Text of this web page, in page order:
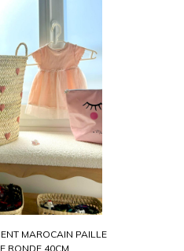
MAROCAIN PAILLE
RONDE 40CM